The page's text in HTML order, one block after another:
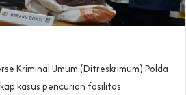
Kriminal Umum (Ditreskrimum) Polda
kasus pencurian fasilitas